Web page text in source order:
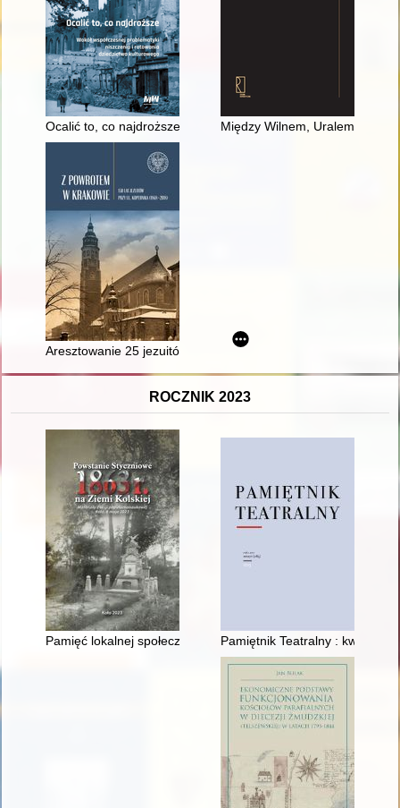
Ocalić to, co najdroższe : wokół współczesnej problematyki
Między Wilnem, Uralem i
Aresztowanie 25 jezuitów z Kolegium Krakowskiego przez
ROCZNIK 2023
Pamięć lokalnej społeczności o bitwie pod Brdowem
Pamiętnik Teatralny :